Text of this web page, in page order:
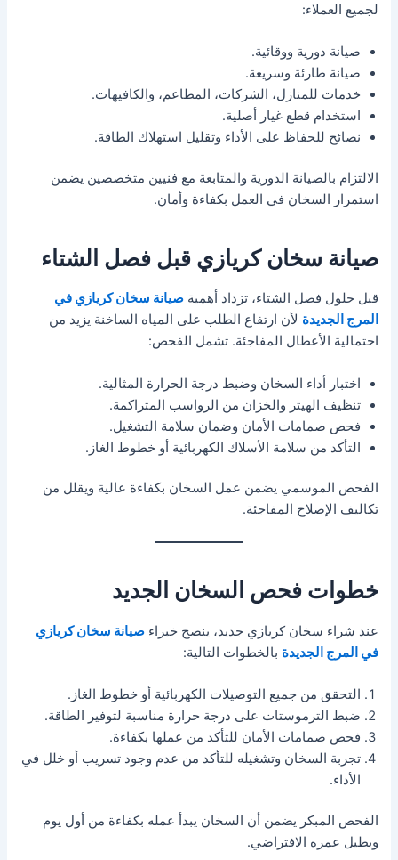
لجميع العملاء:
صيانة دورية ووقائية.
صيانة طارئة وسريعة.
خدمات للمنازل، الشركات، المطاعم، والكافيهات.
استخدام قطع غيار أصلية.
نصائح للحفاظ على الأداء وتقليل استهلاك الطاقة.
الالتزام بالصيانة الدورية والمتابعة مع فنيين متخصصين يضمن
استمرار السخان في العمل بكفاءة وأمان.
صيانة سخان كريازي قبل فصل الشتاء
قبل حلول فصل الشتاء، تزداد أهميةصيانة سخان كريازي في
المرج الجديدة لأن ارتفاع الطلب على المياه الساخنة يزيد من
احتمالية الأعطال المفاجئة. تشمل الفحص:
اختبار أداء السخان وضبط درجة الحرارة المثالية.
تنظيف الهيتر والخزان من الرواسب المتراكمة.
فحص صمامات الأمان وضمان سلامة التشغيل.
التأكد من سلامة الأسلاك الكهربائية أو خطوط الغاز.
الفحص الموسمي يضمن عمل السخان بكفاءة عالية ويقلل من
تكاليف الإصلاح المفاجئة.
خطوات فحص السخان الجديد
عند شراء سخان كريازي جديد، ينصح خبراءصيانة سخان كريازي
في المرج الجديدة بالخطوات التالية:
التحقق من جميع التوصيلات الكهربائية أو خطوط الغاز.
ضبط الترموستات على درجة حرارة مناسبة لتوفير الطاقة.
فحص صمامات الأمان للتأكد من عملها بكفاءة.
تجربة السخان وتشغيله للتأكد من عدم وجود تسريب أو خلل في
الأداء.
الفحص المبكر يضمن أن السخان يبدأ عمله بكفاءة من أول يوم
ويطيل عمره الافتراضي.